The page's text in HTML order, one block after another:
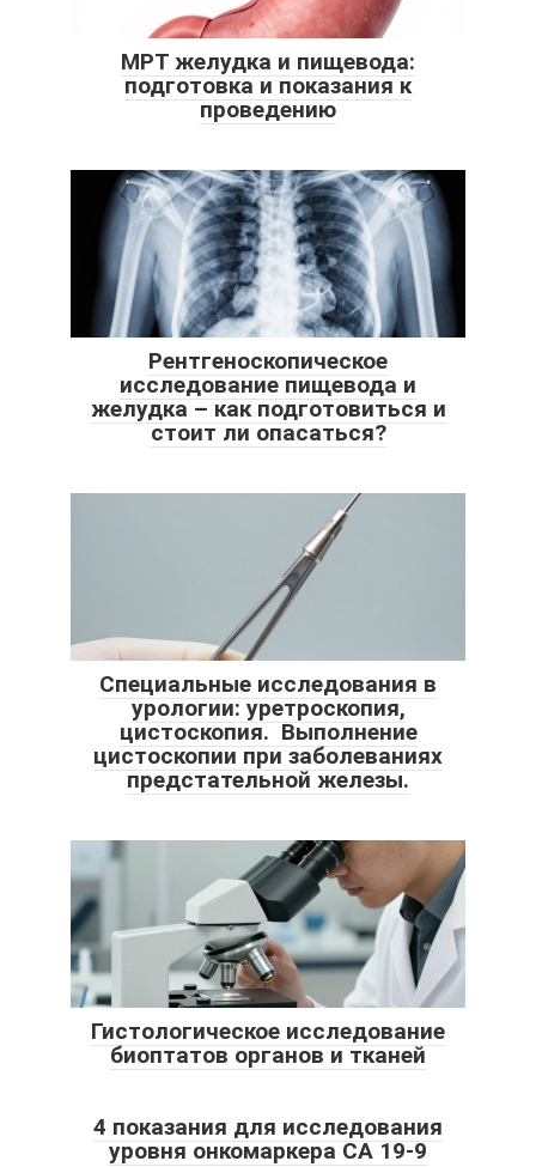
МРТ желудка и пищевода:
подготовка и показания к
проведению
Рентгеноскопическое
исследование пищевода и
желудка – как подготовиться и
стоит ли опасаться?
Специальные исследования в
урологии: уретроскопия,
цистоскопия. Выполнение
цистоскопии при заболеваниях
предстательной железы.
Гистологическое исследование
биоптатов органов и тканей
4 показания для исследования
уровня онкомаркера СА 19-9